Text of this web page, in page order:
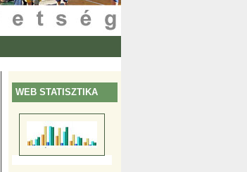
WEB STATISZTIKA